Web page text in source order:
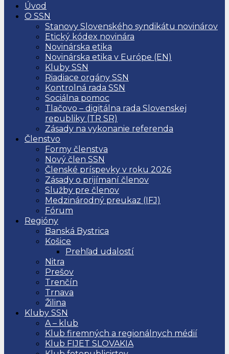
Úvod
O SSN
Stanovy Slovenského syndikátu novinárov
Etický kódex novinára
Novinárska etika
Novinárska etika v Európe (EN)
Kluby SSN
Riadiace orgány SSN
Kontrolná rada SSN
Sociálna pomoc
Tlačovo – digitálna rada Slovenskej
republiky (TR SR)
Zásady na vykonanie referenda
Členstvo
Formy členstva
Nový člen SSN
Členské príspevky v roku 2026
Zásady o prijímaní členov
Služby pre členov
Medzinárodný preukaz (IFJ)
Fórum
Regióny
Banská Bystrica
Košice
Prehľad udalostí
Nitra
Prešov
Trenčín
Trnava
Žilina
Kluby SSN
A – klub
Klub firemných a regionálnych médií
Klub FIJET SLOVAKIA